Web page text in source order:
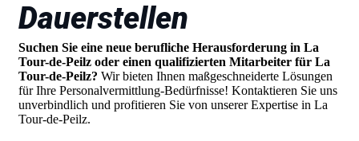
Dauerstellen
Suchen Sie eine neue berufliche Herausforderung in La
Tour-de-Peilz oder einen qualifizierten Mitarbeiter für La
Tour-de-Peilz? Wir bieten Ihnen maßgeschneiderte Lösungen
für Ihre Personalvermittlung-Bedürfnisse! Kontaktieren Sie uns
unverbindlich und profitieren Sie von unserer Expertise in La
Tour-de-Peilz.